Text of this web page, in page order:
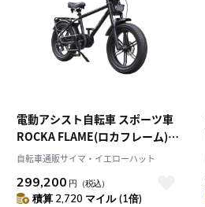
電動アシスト自転車 スポーツ車
ROCKA FLAME(ロカフレーム)
HAYATE マットブラック 20イン
自転車通販サイマ・イエローハット
299,200 円 （税込）
積算 2,720 マイル (1倍)